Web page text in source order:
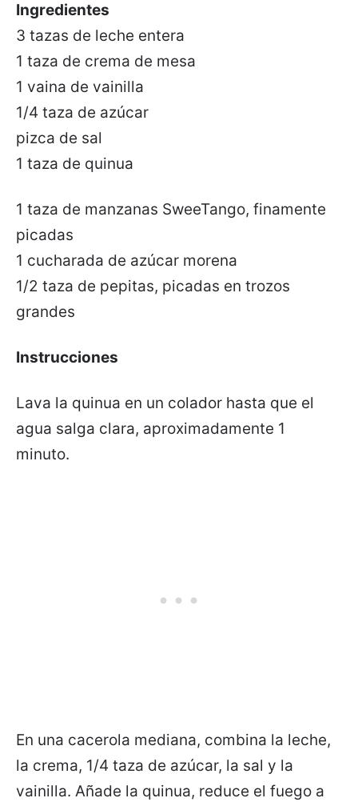
Ingredientes
3 tazas de leche entera
1 taza de crema de mesa
1 vaina de vainilla
1/4 taza de azúcar
pizca de sal
1 taza de quinua
1 taza de manzanas SweeTango, finamente
picadas
1 cucharada de azúcar morena
1/2 taza de pepitas, picadas en trozos
grandes
Instrucciones
Lava la quinua en un colador hasta que el
agua salga clara, aproximadamente 1
minuto.
En una cacerola mediana, combina la leche,
la crema, 1/4 taza de azúcar, la sal y la
vainilla. Añade la quinua, reduce el fuego a